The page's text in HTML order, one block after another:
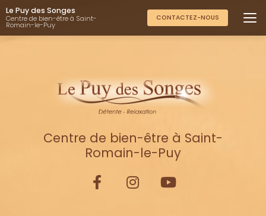
Aller
au
contenu
principal
Le Puy des Songes
Centre de bien-être à Saint-
Romain-le-Puy
CONTACTEZ-NOUS
Centre de bien-être à Saint-
Romain-le-Puy